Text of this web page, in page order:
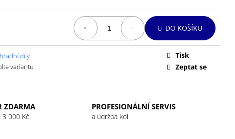
DO KOŠÍKU
díly
variantu
Tisk
Zeptat se
ZDARMA
3 000 Kč
PROFESIONÁLNÍ SERVIS
a údržba kol
32G RASPBERRY